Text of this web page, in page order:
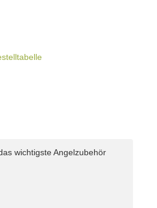
wichtigste Angelzubehör